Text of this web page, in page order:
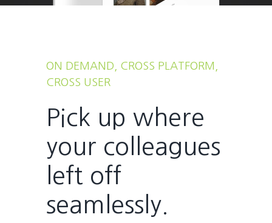
ON DEMAND, CROSS PLATFORM,
CROSS USER
Pick up where
your colleagues
left off
seamlessly.